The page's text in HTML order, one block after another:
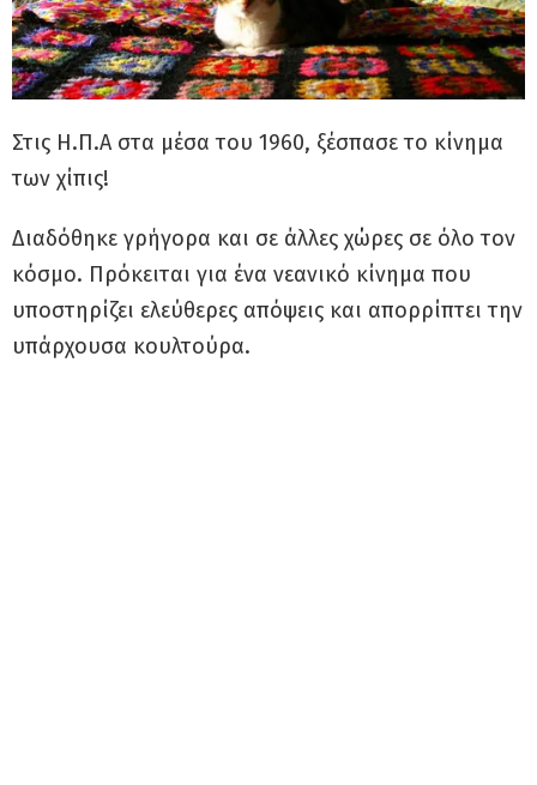
Στις Η.Π.Α στα μέσα του 1960, ξέσπασε το κίνημα
των χίπις!
Διαδόθηκε γρήγορα και σε άλλες χώρες σε όλο τον
κόσμο. Πρόκειται για ένα νεανικό κίνημα που
υποστηρίζει ελεύθερες απόψεις και απορρίπτει την
υπάρχουσα κουλτούρα.